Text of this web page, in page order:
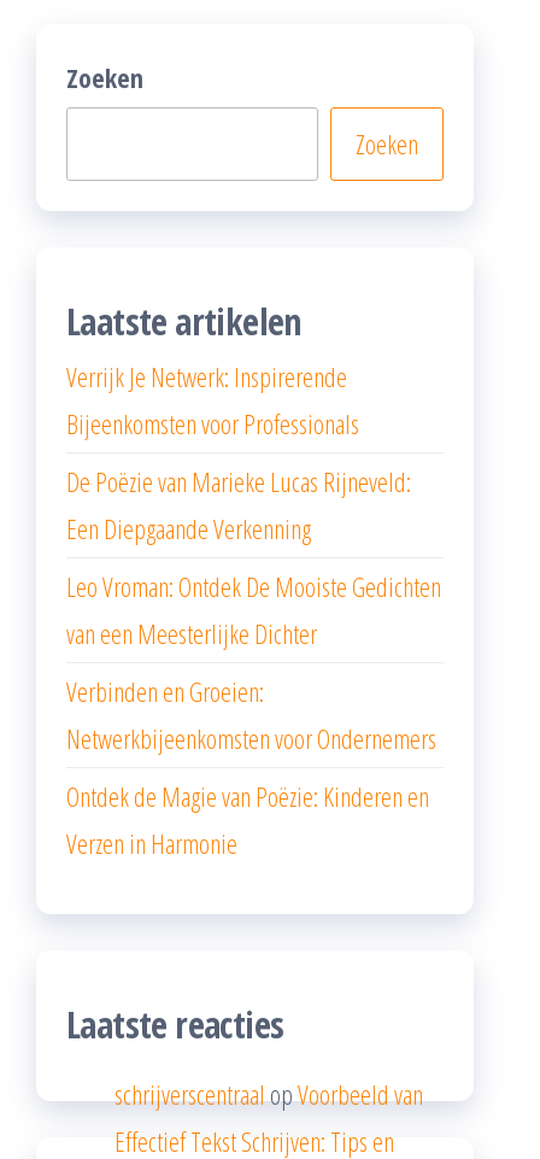
Zoeken
Zoeken
Laatste artikelen
Verrijk Je Netwerk: Inspirerende
Bijeenkomsten voor Professionals
De Poëzie van Marieke Lucas Rijneveld:
Een Diepgaande Verkenning
Leo Vroman: Ontdek De Mooiste Gedichten
van een Meesterlijke Dichter
Verbinden en Groeien:
Netwerkbijeenkomsten voor Ondernemers
Ontdek de Magie van Poëzie: Kinderen en
Verzen in Harmonie
Laatste reacties
schrijverscentraalopVoorbeeld van
Effectief Tekst Schrijven: Tips en